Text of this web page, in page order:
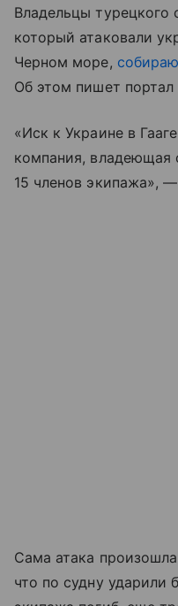
Владельцы турецкого
который атаковали
Черном море,
Об этом пишет портал
«Иск к Украине в
компания, владеющая
15 членов экипажа»,
Сама атака
что по судну ударили